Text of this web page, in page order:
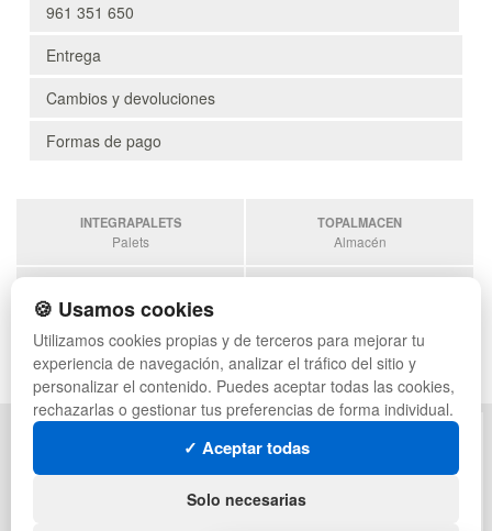
961 351 650
Entrega
Cambios y devoluciones
Formas de pago
INTEGRAPALETS
Palets
TOPALMACEN
Almacén
Sobrantes
ESTANTERIASKIT
Estanterias
POLÍTICA DE PRIVACIDAD
MAPA WEB
🍪 Usamos cookies
Utilizamos cookies propias y de terceros para mejorar tu
experiencia de navegación, analizar el tráfico del sitio y
personalizar el contenido. Puedes aceptar todas las cookies,
rechazarlas o gestionar tus preferencias de forma individual.
✓ Aceptar todas
Solo necesarias